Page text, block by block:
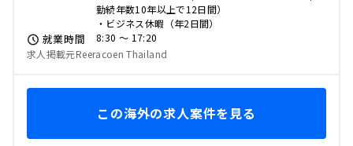
勤続年数10年以上で12日間）
・ビジネス休暇（年2日間）
就業時間
8:30 〜 17:20
求人掲載元Reeracoen Thailand
この海外の求人案件を見る